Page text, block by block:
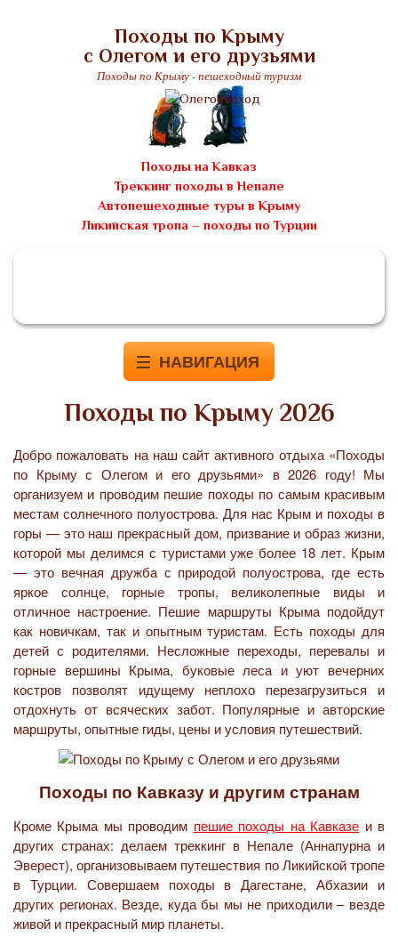
Походы по Крыму
с Олегом и его друзьями
Походы по Крыму - пешеходный туризм
Походы на Кавказ
Треккинг походы в Непале
Автопешеходные туры в Крыму
Ликийская тропа – походы по Турции
НАВИГАЦИЯ
Походы по Крыму 2026
Добро пожаловать на наш сайт активного отдыха «Походы
по Крыму с Олегом и его друзьями» в 2026 году! Мы
организуем и проводим пешие походы по самым красивым
местам солнечного полуострова. Для нас Крым и походы в
горы — это наш прекрасный дом, призвание и образ жизни,
которой мы делимся с туристами уже более 18 лет. Крым
— это вечная дружба с природой полуострова, где есть
яркое солнце, горные тропы, великолепные виды и
отличное настроение. Пешие маршруты Крыма подойдут
как новичкам, так и опытным туристам. Есть походы для
детей с родителями. Несложные переходы, перевалы и
горные вершины Крыма, буковые леса и уют вечерних
костров позволят идущему неплохо перезагрузиться и
отдохнуть от всяческих забот. Популярные и авторские
маршруты, опытные гиды, цены и условия путешествий.
Походы по Кавказу и другим странам
Кроме Крыма мы проводим пешие походы на Кавказе и в
других странах: делаем треккинг в Непале (Аннапурна и
Эверест), организовываем путешествия по Ликийской тропе
в Турции. Совершаем походы в Дагестане, Абхазии и
других регионах. Везде, куда бы мы не приходили – везде
живой и прекрасный мир планеты.